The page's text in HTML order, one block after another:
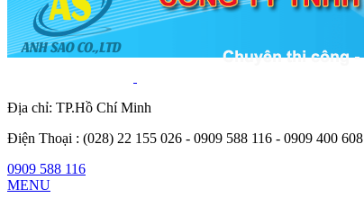
Địa chỉ: TP.Hồ Chí Minh
Điện Thoại : (028) 22 155 026 - 0909 588 116 - 0909 400 608
0909 588 116
MENU